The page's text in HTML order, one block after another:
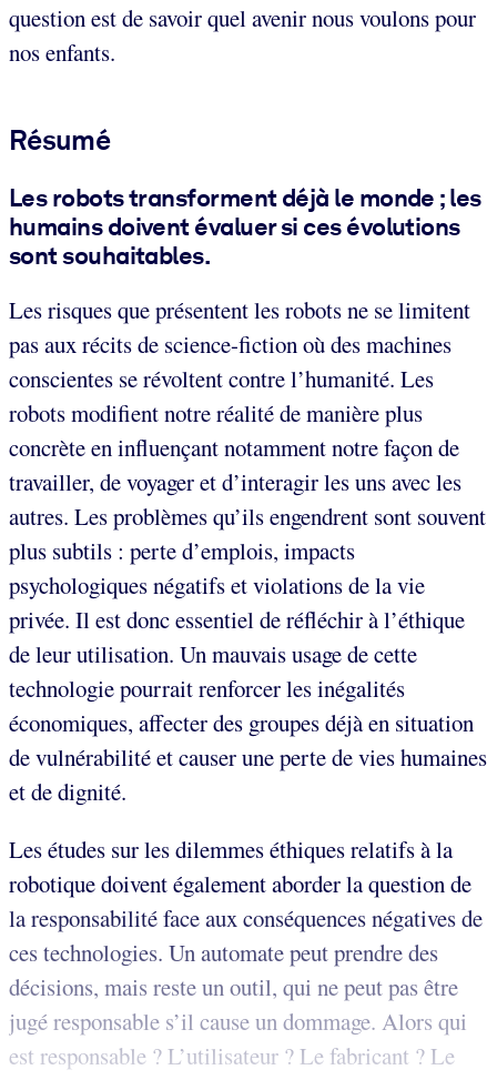
question est de savoir quel avenir nous voulons pour
nos enfants.
Résumé
Les robots transforment déjà le monde ; les
humains doivent évaluer si ces évolutions
sont souhaitables.
Les risques que présentent les robots ne se limitent
pas aux récits de science-fiction où des machines
conscientes se révoltent contre l’humanité. Les
robots modifient notre réalité de manière plus
concrète en influençant notamment notre façon de
travailler, de voyager et d’interagir les uns avec les
autres. Les problèmes qu’ils engendrent sont souvent
plus subtils : perte d’emplois, impacts
psychologiques négatifs et violations de la vie
privée. Il est donc essentiel de réfléchir à l’éthique
de leur utilisation. Un mauvais usage de cette
technologie pourrait renforcer les inégalités
économiques, affecter des groupes déjà en situation
de vulnérabilité et causer une perte de vies humaines
et de dignité.
Les études sur les dilemmes éthiques relatifs à la
robotique doivent également aborder la question de
la responsabilité face aux conséquences négatives de
ces technologies. Un automate peut prendre des
décisions, mais reste un outil, qui ne peut pas être
jugé responsable s’il cause un dommage. Alors qui
est responsable ? L’utilisateur ? Le fabricant ? Le